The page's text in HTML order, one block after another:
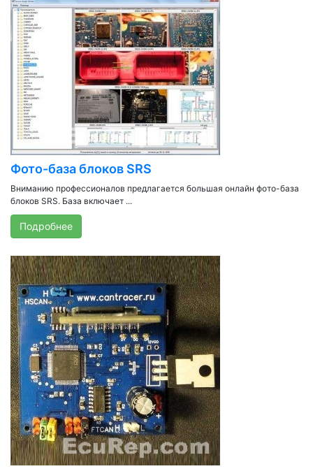
Фото-база блоков SRS
Вниманию профессионалов предлагается большая онлайн фото-база
блоков SRS. База включает ...
Подробнее